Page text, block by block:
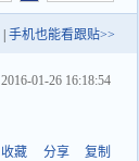
手机也能看跟贴>>
2016-01-26 16:18:54
收藏 分享 复制